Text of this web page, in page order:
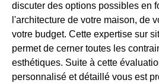
discuter des options possibles en
l'architecture de votre maison, de
votre budget. Cette expertise sur
permet de cerner toutes les
esthétiques. Suite à cette
personnalisé et détaillé vous est